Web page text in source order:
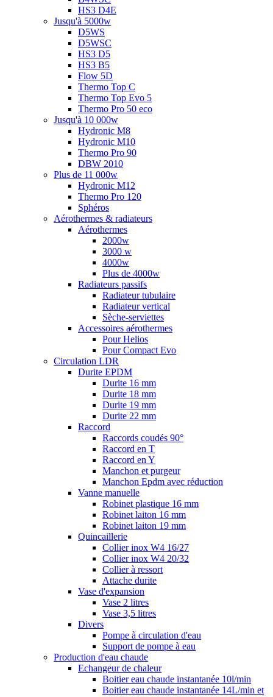
HS3 D4E
Jusqu'à 5000w
D5WS
D5WSC
HS3 D5
HS3 B5
Flow 5D
Thermo Top C
Thermo Top Evo 5
Thermo Pro 50 eco
Jusqu'à 10 000w
Hydronic M8
Hydronic M10
Thermo Pro 90
DBW 2010
Plus de 11 000w
Hydronic M12
Thermo Pro 120
Sphéros
Aérothermes & radiateurs
Aérothermes
2000w
3000 w
4000w
Plus de 4000w
Radiateurs passifs
Radiateur tubulaire
Radiateur vertical
Sèche-serviettes
Accessoires aérothermes
Pour Helios
Pour Compact Evo
Circulation LDR
Durite EPDM
Durite 16 mm
Durite 18 mm
Durite 19 mm
Durite 22 mm
Raccord
Raccords coudés 90°
Raccord en T
Raccord en Y
Manchon et purgeur
Manchon Epdm avec réduction
Vanne manuelle
Robinet plastique 16 mm
Robinet laiton 16 mm
Robinet laiton 19 mm
Quincaillerie
Collier inox W4 16/27
Collier inox W4 20/32
Collier à ressort
Attache durite
Vase d'expansion
Vase 2 litres
Vase 3,5 litres
Divers
Pompe à circulation d'eau
Support de pompe à eau
Production d'eau chaude
Echangeur de chaleur
Boitier eau chaude instantanée 10l/min
Boitier eau chaude instantanée 14L/min et